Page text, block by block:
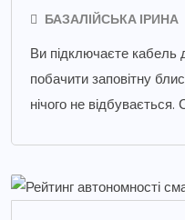
БАЗАЛІЙСЬКА ІРИНА
Ви підключаєте кабель
побачити заповітну
нічого не